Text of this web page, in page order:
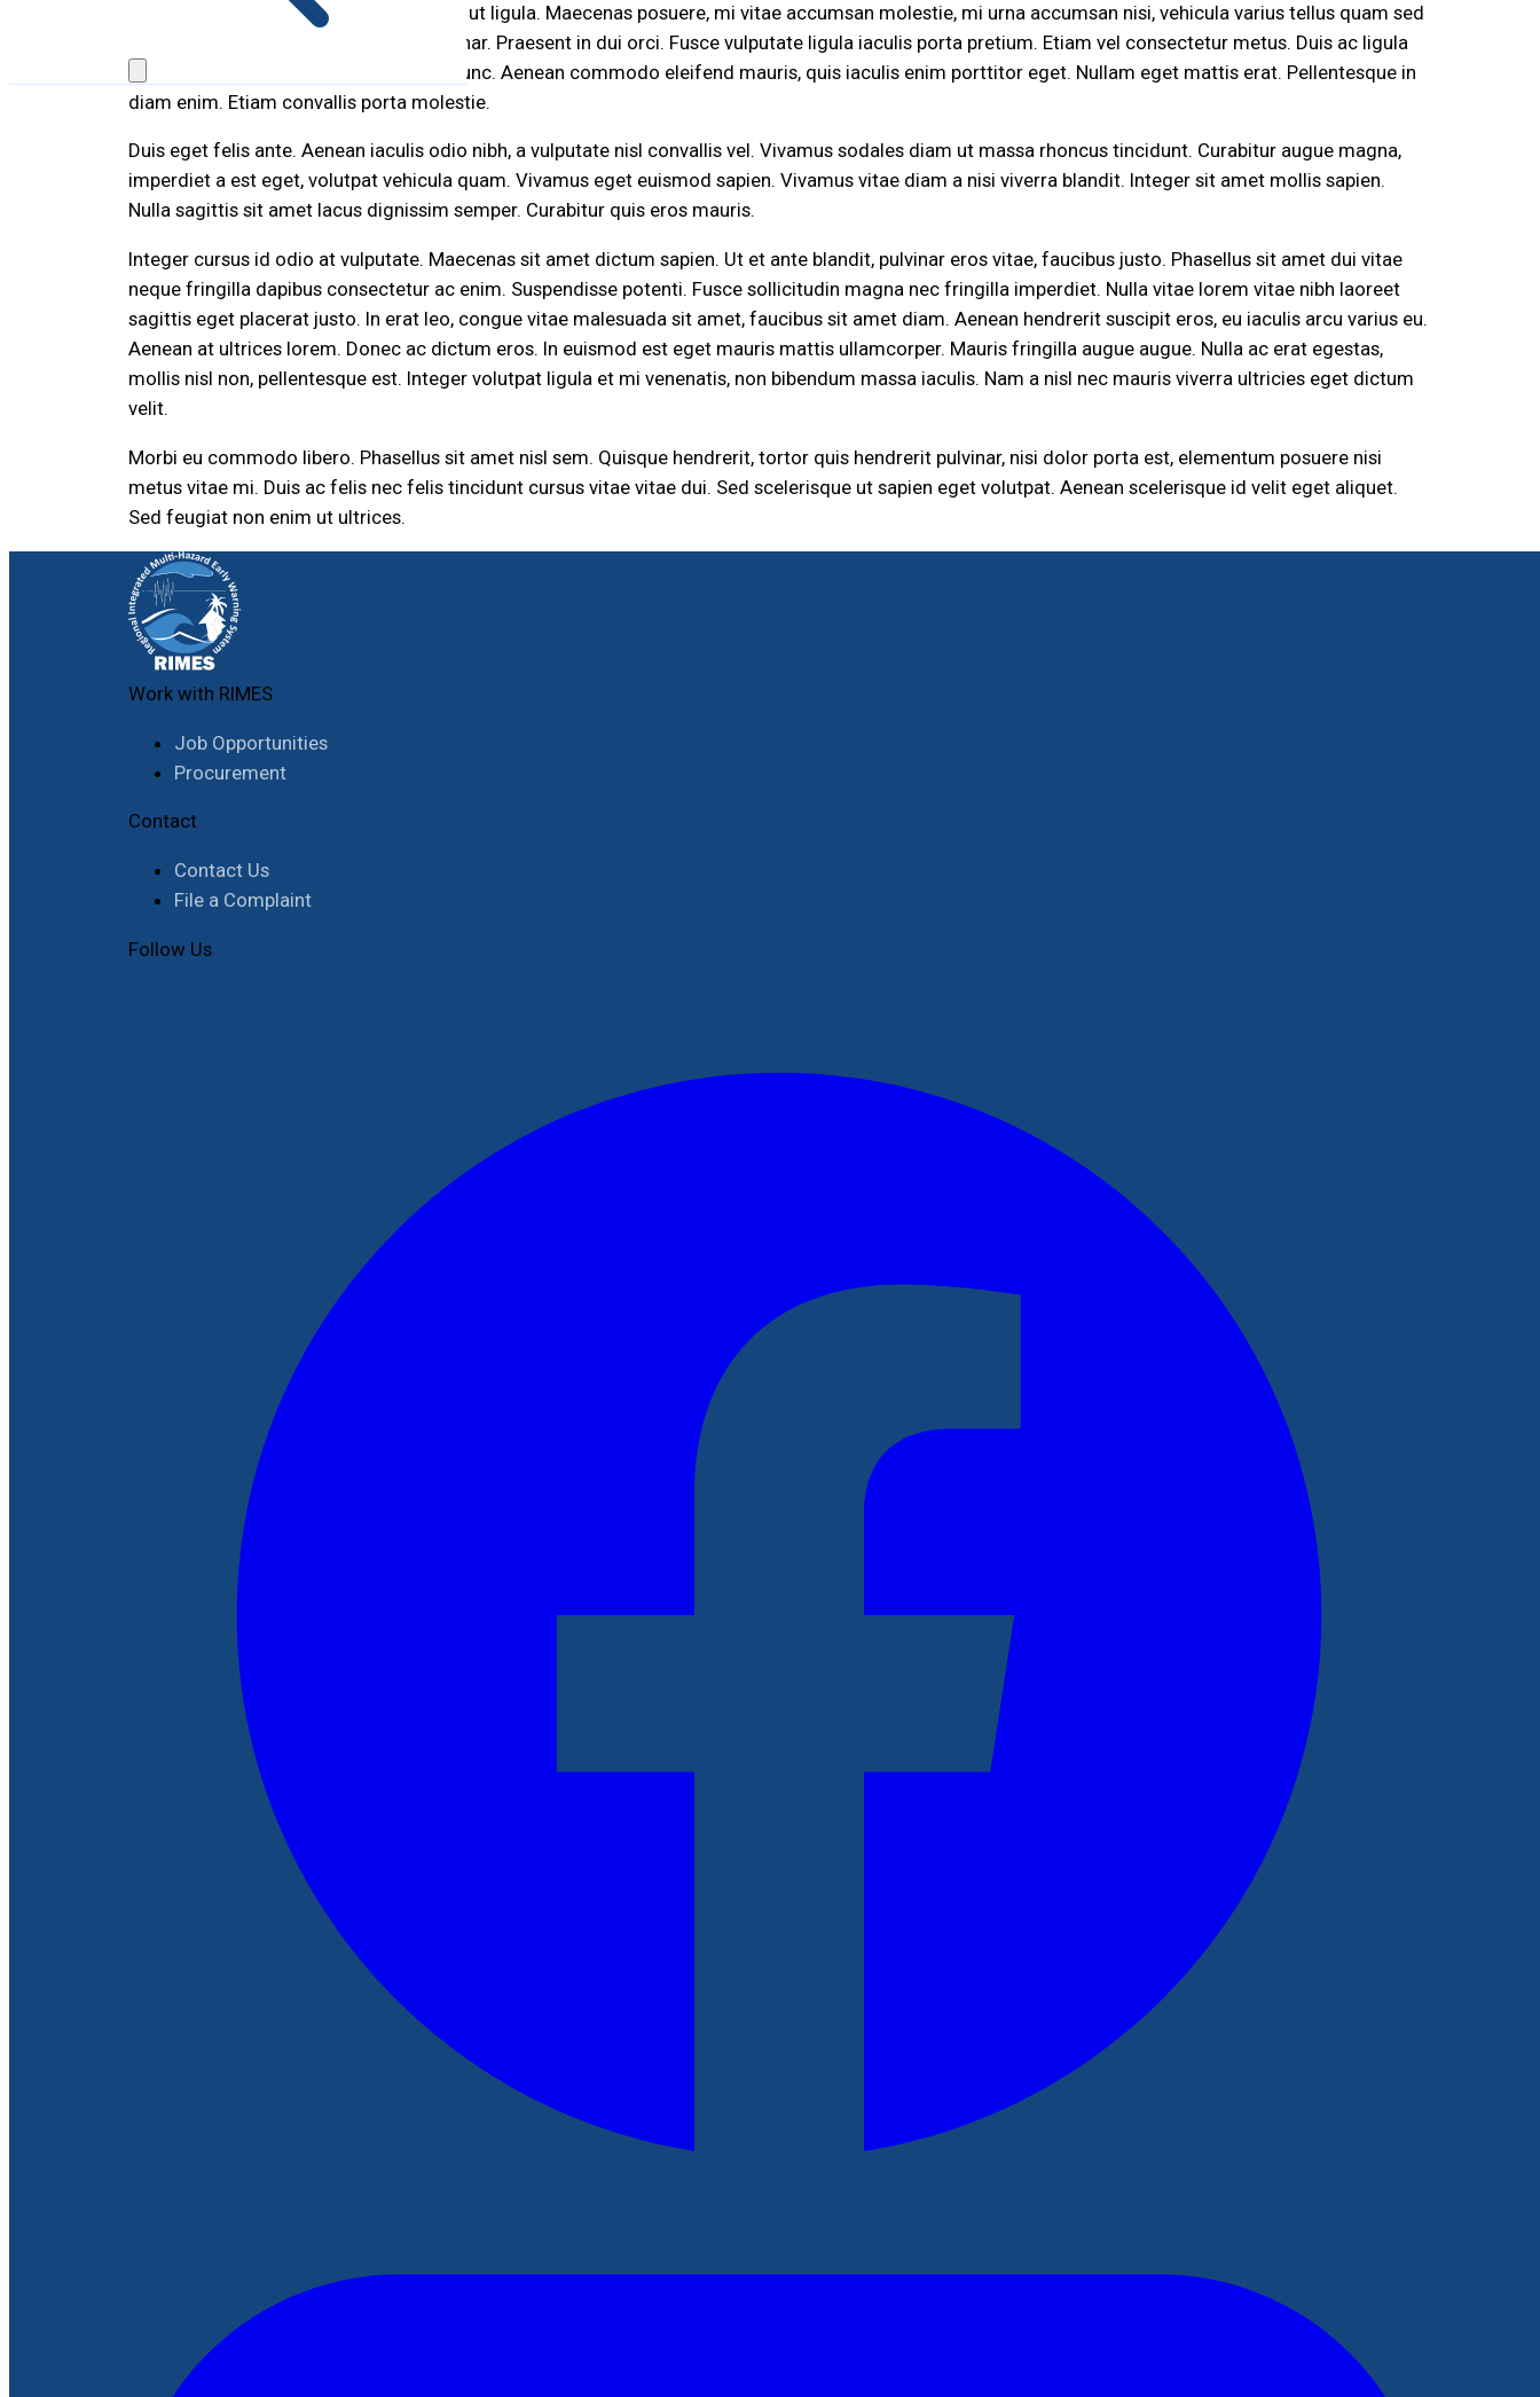
metus et massa malesuada convallis at ut ligula. Maecenas posuere, mi vitae accumsan molestie, mi urna accumsan nisi, vehicula varius tellus quam sed
erat. Etiam luctus egestas arcu ac pulvinar. Praesent in dui orci. Fusce vulputate ligula iaculis porta pretium. Etiam vel consectetur metus. Duis ac ligula
rhoncus, eleifend erat id, ullamcorper nunc. Aenean commodo eleifend mauris, quis iaculis enim porttitor eget. Nullam eget mattis erat. Pellentesque in
diam enim. Etiam convallis porta molestie.
Duis eget felis ante. Aenean iaculis odio nibh, a vulputate nisl convallis vel. Vivamus sodales diam ut massa rhoncus tincidunt. Curabitur augue magna,
imperdiet a est eget, volutpat vehicula quam. Vivamus eget euismod sapien. Vivamus vitae diam a nisi viverra blandit. Integer sit amet mollis sapien.
Nulla sagittis sit amet lacus dignissim semper. Curabitur quis eros mauris.
Integer cursus id odio at vulputate. Maecenas sit amet dictum sapien. Ut et ante blandit, pulvinar eros vitae, faucibus justo. Phasellus sit amet dui vitae
neque fringilla dapibus consectetur ac enim. Suspendisse potenti. Fusce sollicitudin magna nec fringilla imperdiet. Nulla vitae lorem vitae nibh laoreet
sagittis eget placerat justo. In erat leo, congue vitae malesuada sit amet, faucibus sit amet diam. Aenean hendrerit suscipit eros, eu iaculis arcu varius eu.
Aenean at ultrices lorem. Donec ac dictum eros. In euismod est eget mauris mattis ullamcorper. Mauris fringilla augue augue. Nulla ac erat egestas,
mollis nisl non, pellentesque est. Integer volutpat ligula et mi venenatis, non bibendum massa iaculis. Nam a nisl nec mauris viverra ultricies eget dictum
velit.
Morbi eu commodo libero. Phasellus sit amet nisl sem. Quisque hendrerit, tortor quis hendrerit pulvinar, nisi dolor porta est, elementum posuere nisi
metus vitae mi. Duis ac felis nec felis tincidunt cursus vitae vitae dui. Sed scelerisque ut sapien eget volutpat. Aenean scelerisque id velit eget aliquet.
Sed feugiat non enim ut ultrices.
Work with RIMES
Job Opportunities
Procurement
Contact
Contact Us
File a Complaint
Follow Us